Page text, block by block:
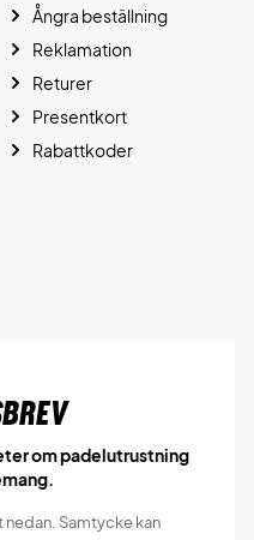
Ångra beställning
Reklamation
Returer
Presentkort
Rabattkoder
om padelutrustning
Samtycke kan